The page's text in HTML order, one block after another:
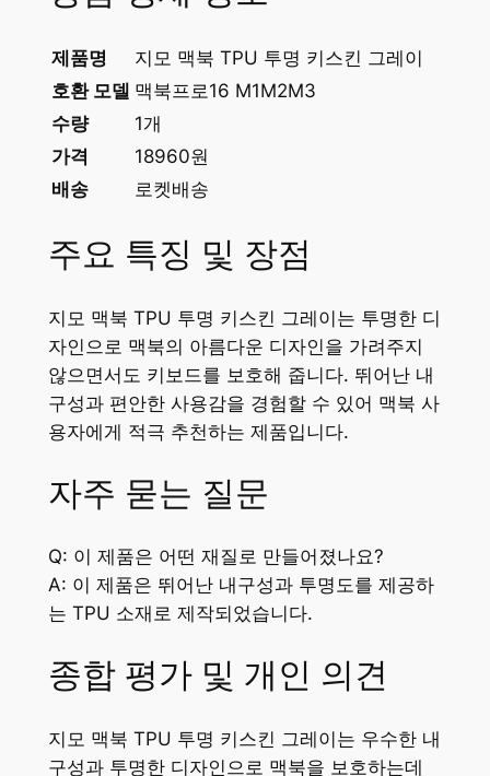
제품명
지모 맥북 TPU 투명 키스킨 그레이
호환 모델 맥북프로16 M1M2M3
수량
1개
가격
18960원
배송
로켓배송
주요 특징 및 장점
지모 맥북 TPU 투명 키스킨 그레이는 투명한 디
자인으로 맥북의 아름다운 디자인을 가려주지
않으면서도 키보드를 보호해 줍니다. 뛰어난 내
구성과 편안한 사용감을 경험할 수 있어 맥북 사
용자에게 적극 추천하는 제품입니다.
자주 묻는 질문
Q: 이 제품은 어떤 재질로 만들어졌나요?
A: 이 제품은 뛰어난 내구성과 투명도를 제공하
는 TPU 소재로 제작되었습니다.
종합 평가 및 개인 의견
지모 맥북 TPU 투명 키스킨 그레이는 우수한 내
구성과 투명한 디자인으로 맥북을 보호하는데